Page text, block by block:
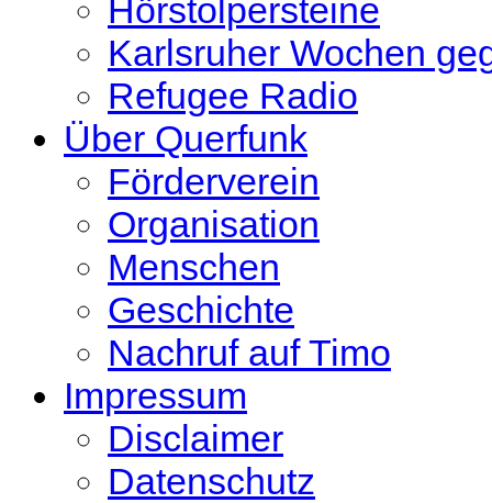
Hörstolpersteine
Karlsruher Wochen
Refugee Radio
Über Querfunk
Förderverein
Organisation
Menschen
Geschichte
Nachruf auf Timo
Impressum
Disclaimer
Datenschutz